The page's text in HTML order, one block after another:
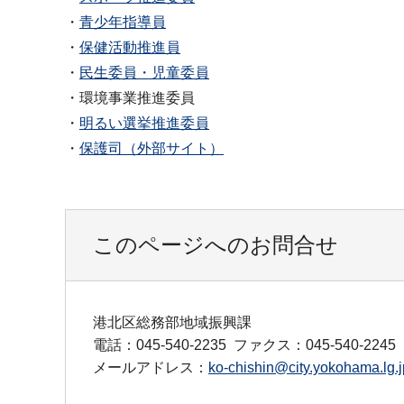
・ 青少年指導員
・ 保健活動推進員
・ 民生委員・児童委員
・環境事業推進委員
・ 明るい選挙推進委員
・ 保護司（外部サイト）
このページへのお問合せ
港北区総務部地域振興課
電話：045-540-2235 ファクス：045-540-2245
メールアドレス： ko-